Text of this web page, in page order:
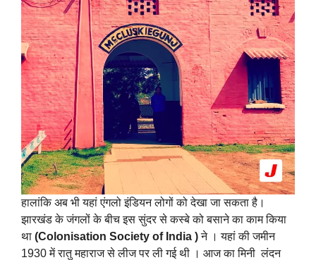
हालांकि अब भी यहां एंगलो इंडियन लोगों को देखा जा सकता है।
झारखंड के जंगलों के बीच इस सुंदर से कस्बे को बसाने का काम किया
था (Colonisation Society of India )ने । यहां की जमीन
1930 में रातु महाराज से लीज पर ली गई थी । आज का मिनी लंदन